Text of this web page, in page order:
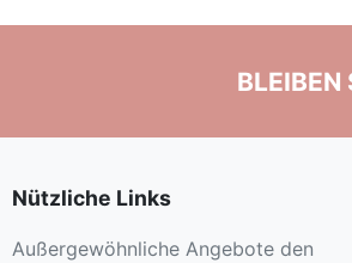
BLEIBEN
Nützliche Links
Außergewöhnliche Angebote den